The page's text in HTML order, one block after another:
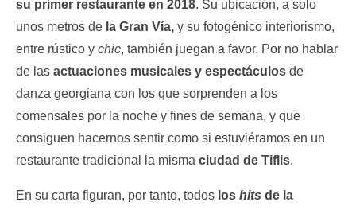
su primer restaurante en 2018. Su ubicación, a solo
unos metros de la Gran Vía, y su fotogénico interiorismo,
entre rústico y chic, también juegan a favor. Por no hablar
de las actuaciones musicales y espectáculos de
danza georgiana con los que sorprenden a los
comensales por la noche y fines de semana, y que
consiguen hacernos sentir como si estuviéramos en un
restaurante tradicional la misma ciudad de Tiflis.
En su carta figuran, por tanto, todos los hits de la